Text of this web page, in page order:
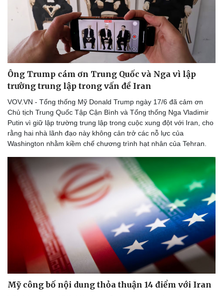
Ông Trump cám ơn Trung Quốc và Nga vì lập
trường trung lập trong vấn đề Iran
VOV.VN - Tổng thống Mỹ Donald Trump ngày 17/6 đã cảm ơn
Chủ tịch Trung Quốc Tập Cận Bình và Tổng thống Nga Vladimir
Putin vì giữ lập trường trung lập trong cuộc xung đột với Iran, cho
rằng hai nhà lãnh đạo này không cản trở các nỗ lực của
Washington nhằm kiềm chế chương trình hạt nhân của Tehran.
Mỹ công bố nội dung thỏa thuận 14 điểm với Iran